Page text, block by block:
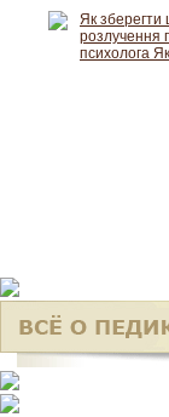
Як
розлучення
психолога